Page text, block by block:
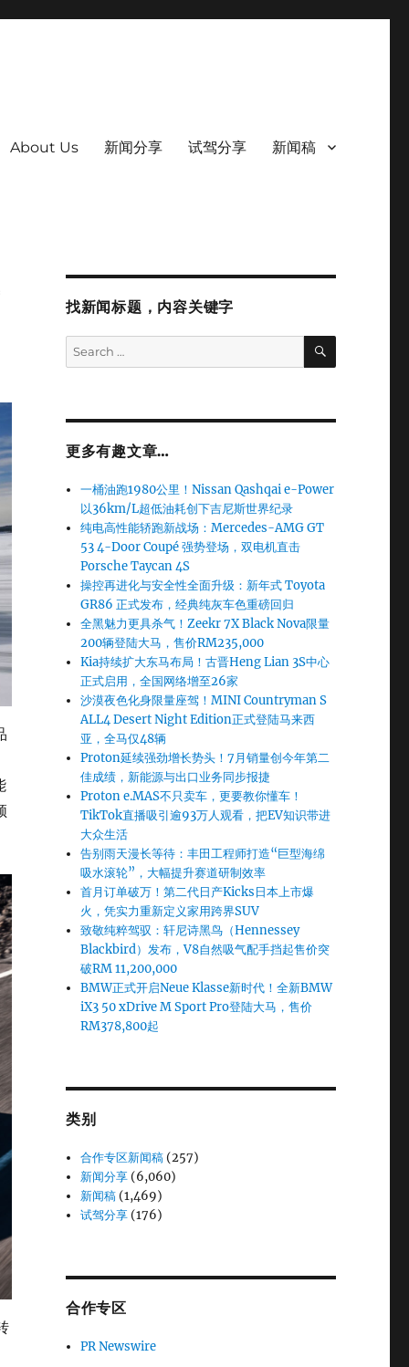
About Us 新闻分享 试驾分享 新闻稿
找新闻标题，内容关键字
Search
for:
SEARCH
更多有趣文章…
一桶油跑1980公里！Nissan Qashqai e-Power
以36km/L超低油耗创下吉尼斯世界纪录
纯电高性能轿跑新战场：Mercedes-AMG GT
53 4-Door Coupé 强势登场，双电机直击
Porsche Taycan 4S
操控再进化与安全性全面升级：新年式 Toyota
GR86 正式发布，经典纯灰车色重磅回归
全黑魅力更具杀气！Zeekr 7X Black Nova限量
200辆登陆大马，售价RM235,000
Kia持续扩大东马布局！古晋Heng Lian 3S中心
正式启用，全国网络增至26家
沙漠夜色化身限量座驾！MINI Countryman S
ALL4 Desert Night Edition正式登陆马来西
亚，全马仅48辆
Proton延续强劲增长势头！7月销量创今年第二
佳成绩，新能源与出口业务同步报捷
Proton e.MAS不只卖车，更要教你懂车！
TikTok直播吸引逾93万人观看，把EV知识带进
大众生活
告别雨天漫长等待：丰田工程师打造“巨型海绵
吸水滚轮”，大幅提升赛道研制效率
首月订单破万！第二代日产Kicks日本上市爆
火，凭实力重新定义家用跨界SUV
致敬纯粹驾驭：轩尼诗黑鸟（Hennessey
Blackbird）发布，V8自然吸气配手挡起售价突
破RM 11,200,000
BMW正式开启Neue Klasse新时代！全新BMW
iX3 50 xDrive M Sport Pro登陆大马，售价
RM378,800起
类别
合作专区新闻稿 (257)
新闻分享 (6,060)
新闻稿 (1,469)
试驾分享 (176)
合作专区
PR Newswire